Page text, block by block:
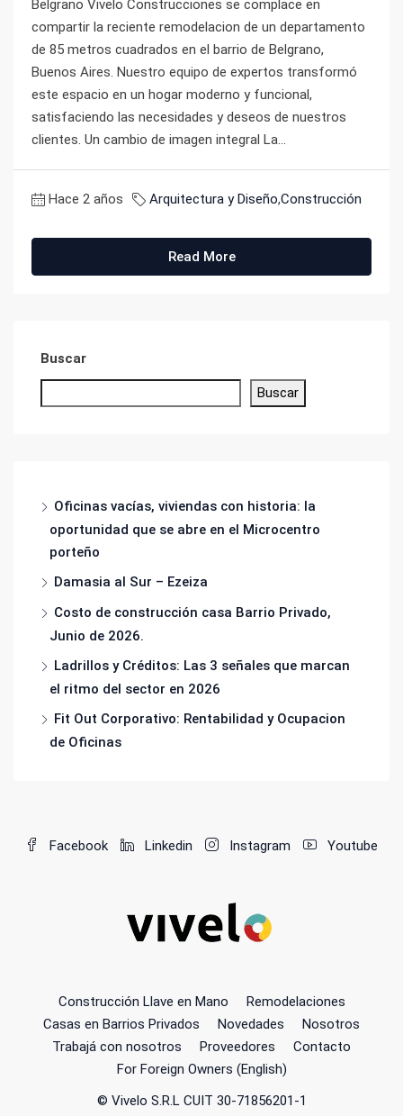
Belgrano Vivelo Construcciones se complace en
compartir la reciente remodelacion de un departamento
de 85 metros cuadrados en el barrio de Belgrano,
Buenos Aires. Nuestro equipo de expertos transformó
este espacio en un hogar moderno y funcional,
satisfaciendo las necesidades y deseos de nuestros
clientes. Un cambio de imagen integral La...
Hace 2 años Arquitectura y Diseño,Construcción
Read More
Buscar
Buscar
Oficinas vacías, viviendas con historia: la
oportunidad que se abre en el Microcentro
porteño
Damasia al Sur – Ezeiza
Costo de construcción casa Barrio Privado,
Junio de 2026.
Ladrillos y Créditos: Las 3 señales que marcan
el ritmo del sector en 2026
Fit Out Corporativo: Rentabilidad y Ocupacion
de Oficinas
Facebook Linkedin Instagram Youtube
Construcción Llave en Mano
Remodelaciones
Casas en Barrios Privados
Novedades
Nosotros
Trabajá con nosotros
Proveedores
Contacto
For Foreign Owners (English)
© Vivelo S.R.L CUIT 30-71856201-1